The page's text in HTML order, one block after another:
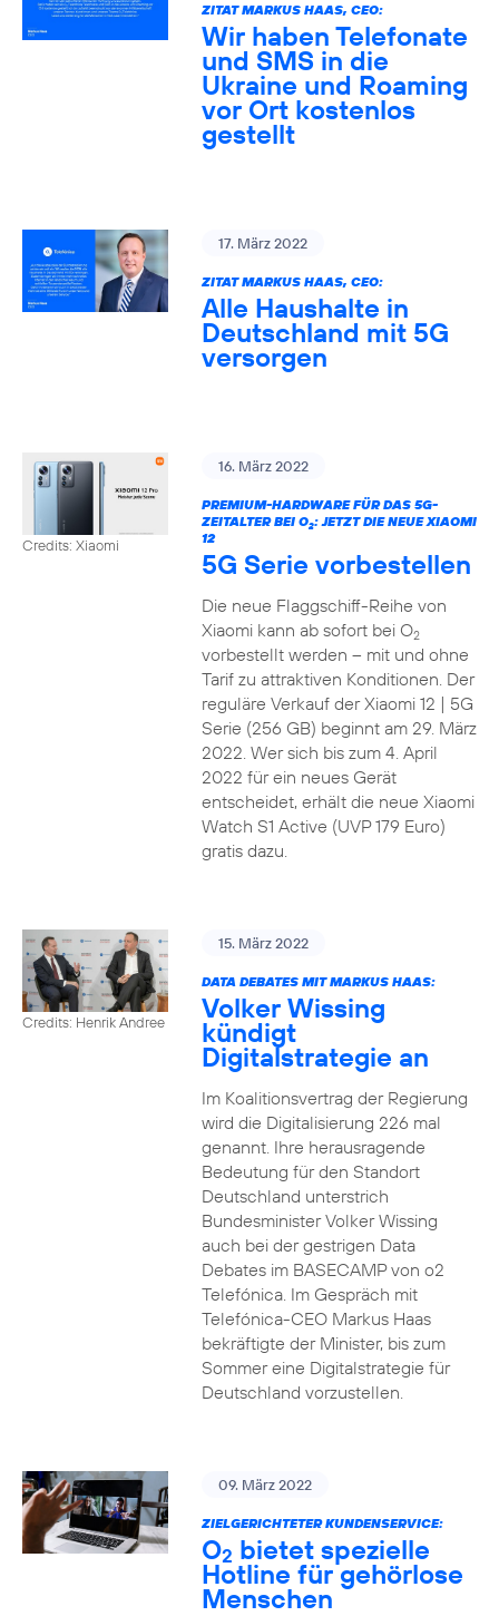
ZITAT MARKUS HAAS, CEO:
Wir haben Telefonate
und SMS in die
Ukraine und Roaming
vor Ort kostenlos
gestellt
17. März 2022
ZITAT MARKUS HAAS, CEO:
Alle Haushalte in
Deutschland mit 5G
versorgen
Credits: Xiaomi
16. März 2022
PREMIUM-HARDWARE FÜR DAS 5G-
ZEITALTER BEI O2: JETZT DIE NEUE XIAOMI
12
5G Serie vorbestellen
Die neue Flaggschiff-Reihe von
Xiaomi kann ab sofort bei O2
vorbestellt werden – mit und ohne
Tarif zu attraktiven Konditionen. Der
reguläre Verkauf der Xiaomi 12 | 5G
Serie (256 GB) beginnt am 29. März
2022. Wer sich bis zum 4. April
2022 für ein neues Gerät
entscheidet, erhält die neue Xiaomi
Watch S1 Active (UVP 179 Euro)
gratis dazu.
Credits: Henrik Andree
15. März 2022
DATA DEBATES MIT MARKUS HAAS:
Volker Wissing
kündigt
Digitalstrategie an
Im Koalitionsvertrag der Regierung
wird die Digitalisierung 226 mal
genannt. Ihre herausragende
Bedeutung für den Standort
Deutschland unterstrich
Bundesminister Volker Wissing
auch bei der gestrigen Data
Debates im BASECAMP von o2
Telefónica. Im Gespräch mit
Telefónica-CEO Markus Haas
bekräftigte der Minister, bis zum
Sommer eine Digitalstrategie für
Deutschland vorzustellen.
09. März 2022
ZIELGERICHTETER KUNDENSERVICE:
O2 bietet spezielle
Hotline für gehörlose
Menschen